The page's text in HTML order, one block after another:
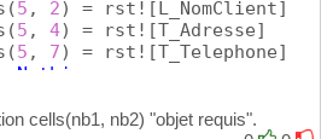
(5 , 2) = rst! [ L_NomClient]
(5 , 4) = rst! [T_Adresse]
(5 , 7) = rst! [T_Telephone]
Nothing
cells(nb1, nb2) "objet requis".